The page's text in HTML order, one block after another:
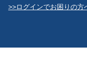
>>ログインでお困りの方